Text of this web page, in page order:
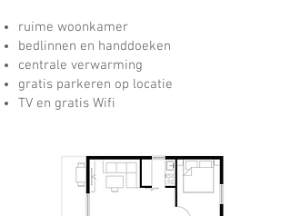
ruime woonkamer
bedlinnen en handdoeken
centrale verwarming
gratis parkeren op locatie
TV en gratis Wifi